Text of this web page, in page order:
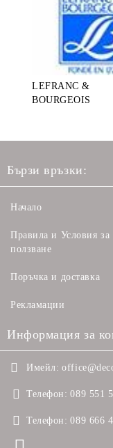
LEFRANC &
BOURGEOIS
Бързи връзки:
Начало
Правила и Условия за
ползване
Поръчка и доставка
Рекламации
Информация за
Имейл:
Телефон: 089 551
Телефон: 089 666